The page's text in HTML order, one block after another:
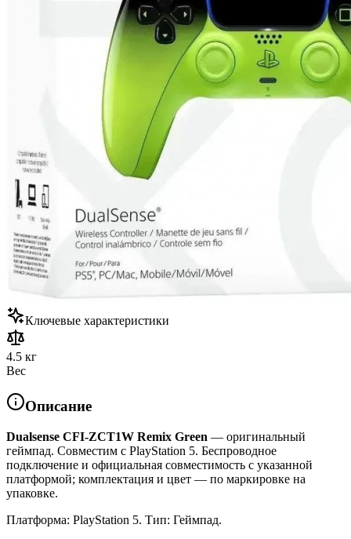
Ключевые характеристики
4.5 кг
Вес
Описание
Dualsense CFI-ZCT1W Remix Green — оригинальный
геймпад. Совместим с PlayStation 5. Беспроводное
подключение и официальная совместимость с указанной
платформой; комплектация и цвет — по маркировке на
упаковке.
Платформа: PlayStation 5. Тип: Геймпад.